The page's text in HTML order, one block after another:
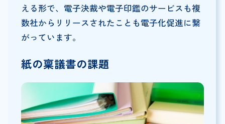
える形で、電子決裁や電子印鑑のサービスも複
数社からリリースされたことも電子化促進に繋
がっています。
紙の稟議書の課題